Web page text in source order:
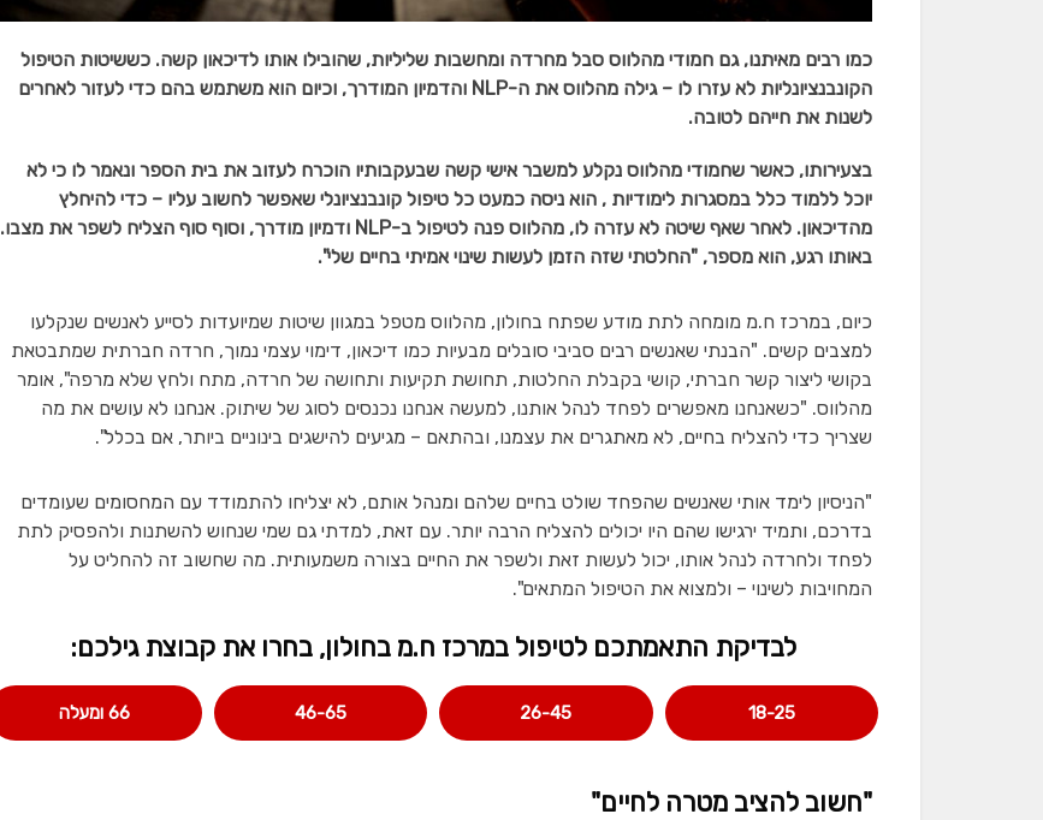
כמו רבים מאיתנו, גם חמודי מהלווס סבל מחרדה ומחשבות שליליות, שהובילו אותו לדיכאון קשה. כששיטות הטיפול
הקונבנציונליות לא עזרו לו – גילה מהלווס את ה-NLP והדמיון המודרך, וכיום הוא משתמש בהם כדי לעזור לאחרים
לשנות את חייהם לטובה.
בצעירותו, כאשר שחמודי מהלווס נקלע למשבר אישי קשה שבעקבותיו הוכרח לעזוב את בית הספר ונאמר לו כי לא
יוכל ללמוד כלל במסגרות לימודיות , הוא ניסה כמעט כל טיפול קונבנציונלי שאפשר לחשוב עליו – כדי להיחלץ
מהדיכאון. לאחר שאף שיטה לא עזרה לו, מהלווס פנה לטיפול ב-NLP ודמיון מודרך, וסוף סוף הצליח לשפר את מצבו.
באותו רגע, הוא מספר, "החלטתי שזה הזמן לעשות שינוי אמיתי בחיים שלי".
כיום, במרכז ח.מ מומחה לתת מודע שפתח בחולון, מהלווס מטפל במגוון שיטות שמיועדות לסייע לאנשים שנקלעו
למצבים קשים. "הבנתי שאנשים רבים סביבי סובלים מבעיות כמו דיכאון, דימוי עצמי נמוך, חרדה חברתית שמתבטאת
בקושי ליצור קשר חברתי, קושי בקבלת החלטות, תחושת תקיעות ותחושה של חרדה, מתח ולחץ שלא מרפה", אומר
מהלווס. "כשאנחנו מאפשרים לפחד לנהל אותנו, למעשה אנחנו נכנסים לסוג של שיתוק. אנחנו לא עושים את מה
שצריך כדי להצליח בחיים, לא מאתגרים את עצמנו, ובהתאם – מגיעים להישגים בינוניים ביותר, אם בכלל".
"הניסיון לימד אותי שאנשים שהפחד שולט בחיים שלהם ומנהל אותם, לא יצליחו להתמודד עם המחסומים שעומדים
בדרכם, ותמיד ירגישו שהם היו יכולים להצליח הרבה יותר. עם זאת, למדתי גם שמי שנחוש להשתנות ולהפסיק לתת
לפחד ולחרדה לנהל אותו, יכול לעשות זאת ולשפר את החיים בצורה משמעותית. מה שחשוב זה להחליט על
המחויבות לשינוי – ולמצוא את הטיפול המתאים".
לבדיקת התאמתכם לטיפול במרכז ח.מ בחולון, בחרו את קבוצת גילכם:
18-25
26-45
46-65 66 ומעלה
"חשוב להציב מטרה לחיים"